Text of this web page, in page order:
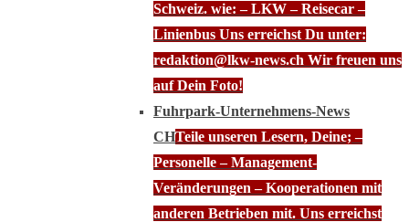
Schweiz. wie: – LKW – Reisecar –
Linienbus Uns erreichst Du unter:
redaktion@lkw-news.ch Wir freuen uns
auf Dein Foto!
Fuhrpark-Unternehmens-News
CHTeile unseren Lesern, Deine; –
Personelle – Management-
Veränderungen – Kooperationen mit
anderen Betrieben mit. Uns erreichst